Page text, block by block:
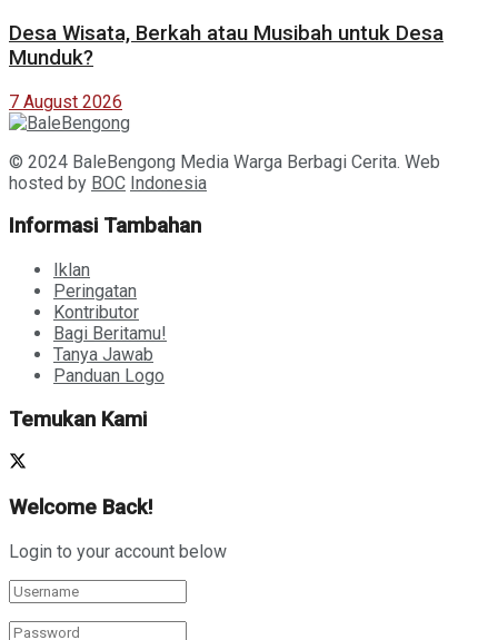
Desa Wisata, Berkah atau Musibah untuk Desa
Munduk?
7 August 2026
© 2024 BaleBengong Media Warga Berbagi Cerita. Web
hosted by BOC Indonesia
Informasi Tambahan
Iklan
Peringatan
Kontributor
Bagi Beritamu!
Tanya Jawab
Panduan Logo
Temukan Kami
Welcome Back!
Login to your account below